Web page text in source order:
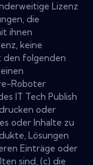
Lizenz
die
ihnen
keine
den folgenden
Roboter
IT Tech Publish
oder
oder Inhalte zu
Lösungen
Einträge oder
sind, (c) die